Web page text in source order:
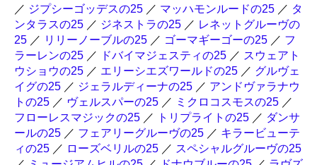
／ ジプシーゴッデスの25 ／ マッハモンルードの25 ／ タ
ンタラスの25 ／ ジネストラの25 ／ レネットグルーヴの
25 ／ リリーノーブルの25 ／ ゴーマギーゴーの25 ／ フ
ラーレンの25 ／ ドバイマジェスティの25 ／ スウェアト
ウショウの25 ／ エリーシエズワールドの25 ／ グルヴェ
イグの25 ／ ジェラルディーナの25 ／ アンドヴァラナウ
トの25 ／ ヴェルスパーの25 ／ ミクロコスモスの25 ／
フローレスマジックの25 ／ トリプライトの25 ／ ダンサ
ールの25 ／ フェアリーグルーヴの25 ／ キラービューテ
ィの25 ／ ローズベリルの25 ／ スペシャルグルーヴの25